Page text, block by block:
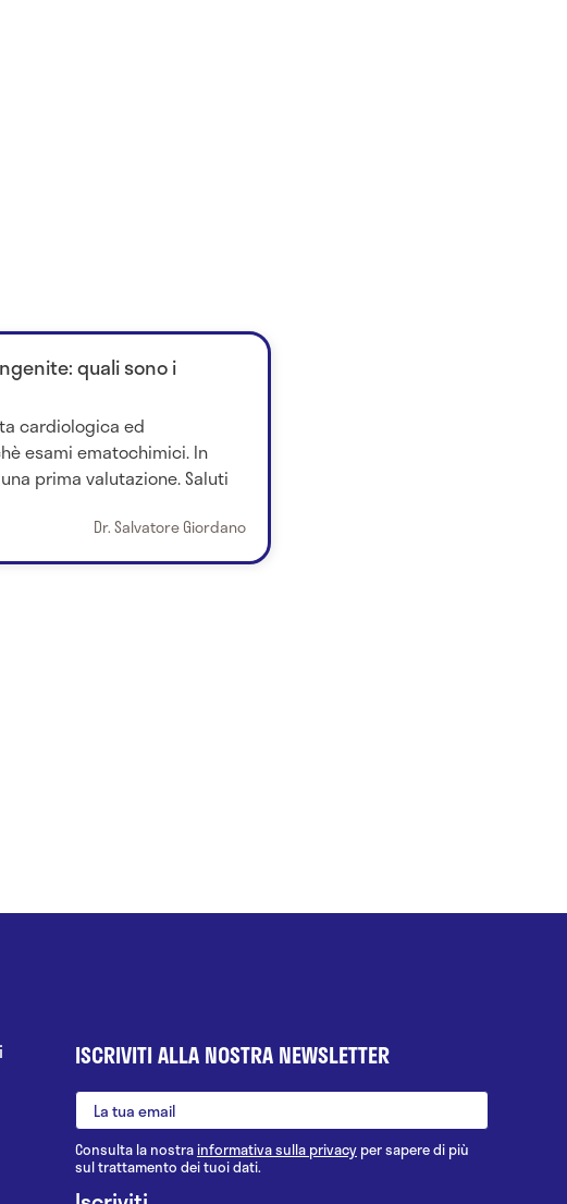
quali sono i
cardiologica ed
esami ematochimici. In
prima valutazione. Saluti
Dr. Salvatore Giordano
ISCRIVITI ALLA NOSTRA NEWSLETTER
Consulta la nostrainformativa sulla privacy per sapere di più
sul trattamento dei tuoi dati.